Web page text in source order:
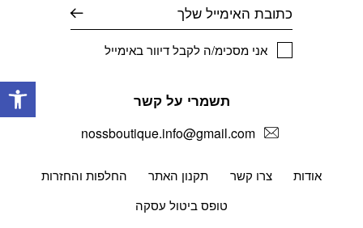
אני מסכימ/ה לקבל דיוור באימייל
אודות צרו קשר תקנון האתר
החלפות והחזרות
טופס ביטול עסקה
תשמרי על קשר
nossboutique.info@gmail.com